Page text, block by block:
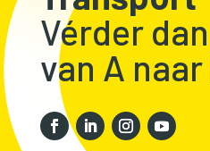
Vérder dan
van A naar